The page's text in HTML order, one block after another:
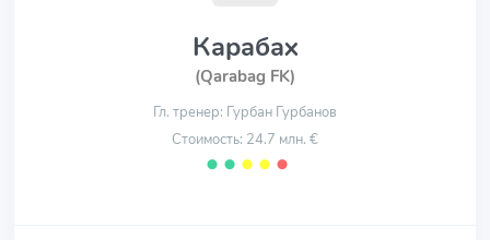
Карабах
(Qarabag FK)
Гл. тренер: Гурбан Гурбанов
Стоимость: 24.7 млн. €
⬤ ⬤ ⬤ ⬤ ⬤